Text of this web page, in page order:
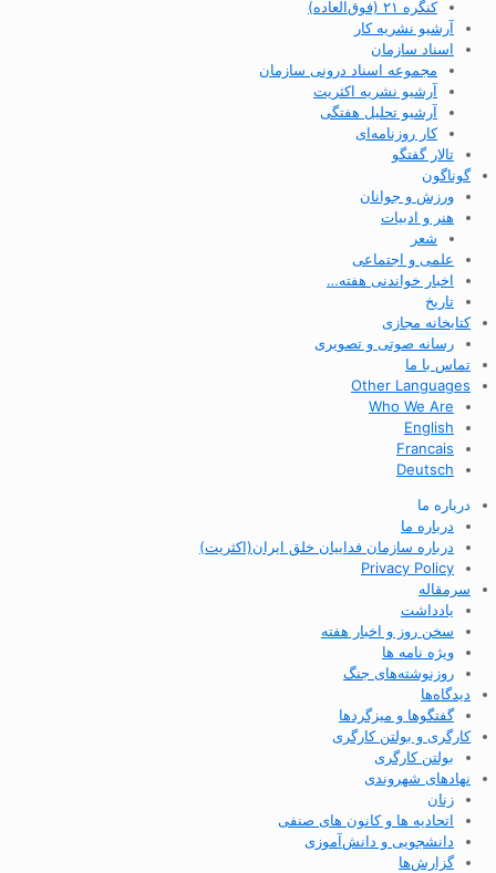
کنگره ۲۱ (فوق‌العاده)
آرشیو نشریه کار
اسناد سازمان
مجموعه اسناد درونی سازمان
آرشیو نشریه اکثریت
آرشیو تحلیل هفتگی
کار روزنامه‌ای
تالار گفتگو
گوناگون
ورزش و جوانان
هنر و ادبیات
شعر
علمی و اجتماعی
اخبار خواندنی هفته…
تاریخ
کتابخانه مجازی
رسانه صوتی و تصویری
تماس با ما
Other Languages
Who We Are
English
Francais
Deutsch
درباره ما
درباره ما
درباره سازمان فداییان خلق ایران(اکثریت)
Privacy Policy
سرمقاله
یادداشت
سخن روز و اخبار هفته
ویژه نامه ها
روزنوشته‌های جنگ
دیدگاه‌ها
گفتگوها و میزگردها
کارگری و بولتن کارگری
بولتن کارگری
نهادهای شهروندی
زنان
اتحادیه ها و کانون های صنفی
دانشجویی و دانش‌آموزی
گزارش‌ها